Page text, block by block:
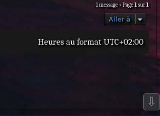
u
1 message • Page1sur1
Aller à
Heures au format UTC+02:00
⇩